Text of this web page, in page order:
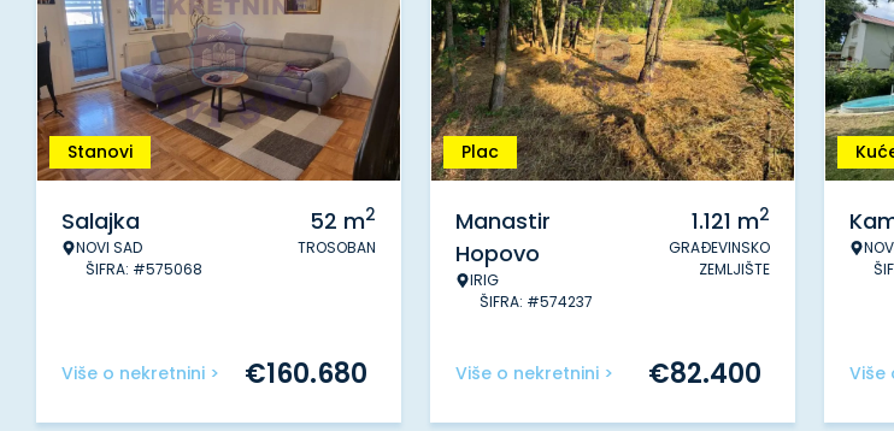
Stanovi
Salajka
NOVI SAD
ŠIFRA: #575068
52 m2
TROSOBAN
Više o nekretnini > €160.680
Plac
Manastir
Hopovo
IRIG
ŠIFRA: #574237
1.121 m2
GRAĐEVINSKO
ZEMLJIŠTE
Više o nekretnini > €82.400 Više